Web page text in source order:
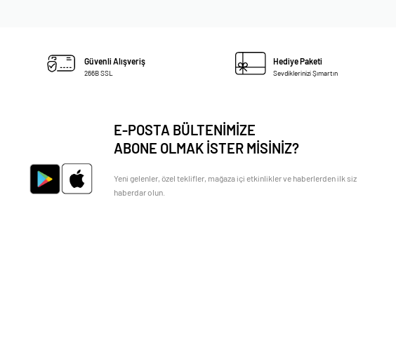
Güvenli Alışveriş
266B SSL
Hediye Paketi
Sevdiklerinizi Şımartın
E-POSTA BÜLTENİMİZE
ABONE OLMAK İSTER MİSİNİZ?
Yeni gelenler, özel teklifler, mağaza içi etkinlikler ve haberlerden ilk siz
haberdar olun.